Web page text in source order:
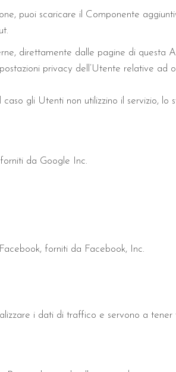
puoi scaricare il Componente
direttamente dalle pagine di questa
privacy dell’Utente relative ad
gli Utenti non utilizzino il servizio, lo
da Google Inc.
forniti da Facebook, Inc.
i dati di traffico e servono a tener